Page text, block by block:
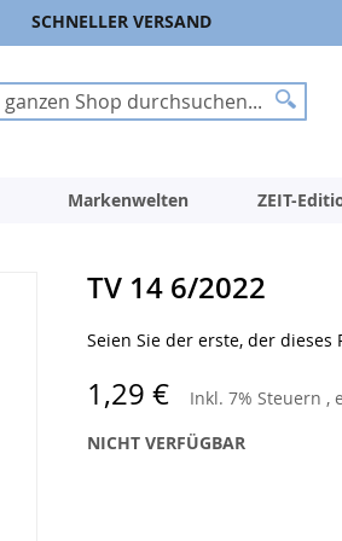
SCHNELLER VERSAND
Suche
Markenwelten ZEIT-
TV 14 6/2022
Seien Sie der erste, der dieses
1,29 € Inkl. 7% Steuern ,
NICHT VERFÜGBAR